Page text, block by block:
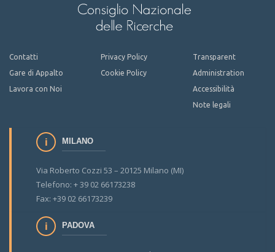
Contatti
Gare di Appalto
Lavora con Noi
Privacy Policy
Cookie Policy
Transparent
Administration
Accessibilità
Note legali
MILANO
Via Roberto Cozzi 53 – 20125 Milano (MI)
Telefono: + 39 02 66173238
Fax: +39 02 66173239
PADOVA